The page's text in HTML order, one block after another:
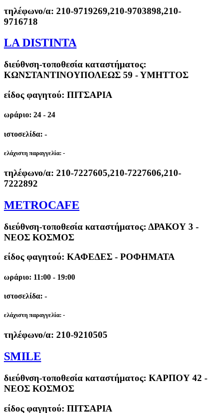
τηλέφωνο/α: 210-9719269,210-9703898,210-
9716718
LA DISTINTA
διεύθνση-τοποθεσία καταστήματος:
ΚΩΝΣΤΑΝΤΙΝΟΥΠΟΛΕΩΣ 59 - ΥΜΗΤΤΟΣ
είδος φαγητού: ΠΙΤΣΑΡΙΑ
ωράριο: 24 - 24
ιστοσελίδα: -
ελάχιστη παραγγελία: -
τηλέφωνο/α: 210-7227605,210-7227606,210-
7222892
METROCAFE
διεύθνση-τοποθεσία καταστήματος: ΔΡΑΚΟΥ 3 -
ΝΕΟΣ ΚΟΣΜΟΣ
είδος φαγητού: ΚΑΦΕΔΕΣ - ΡΟΦΗΜΑΤΑ
ωράριο: 11:00 - 19:00
ιστοσελίδα: -
ελάχιστη παραγγελία: -
τηλέφωνο/α: 210-9210505
SMILE
διεύθνση-τοποθεσία καταστήματος: ΚΑΡΠΟΥ 42 -
ΝΕΟΣ ΚΟΣΜΟΣ
είδος φαγητού: ΠΙΤΣΑΡΙΑ